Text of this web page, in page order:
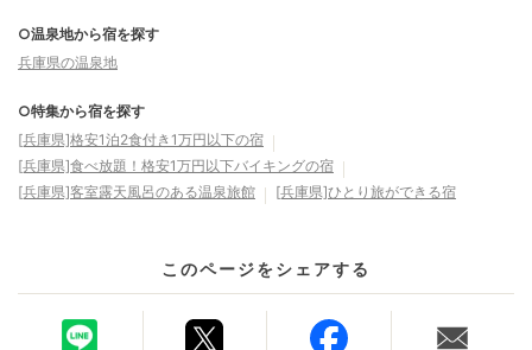
○温泉地から宿を探す
兵庫県の温泉地
○特集から宿を探す
[兵庫県]格安1泊2食付き1万円以下の宿
[兵庫県]食べ放題！格安1万円以下バイキングの宿
[兵庫県]客室露天風呂のある温泉旅館
[兵庫県]ひとり旅ができる宿
このページをシェアする